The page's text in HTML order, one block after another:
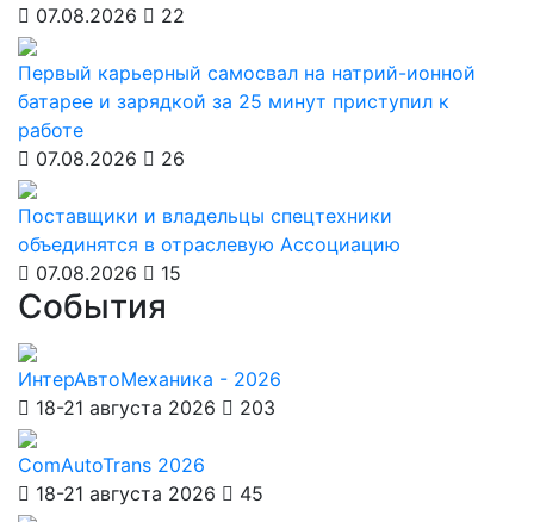
07.08.2026
22
Первый карьерный самосвал на натрий-ионной
батарее и зарядкой за 25 минут приступил к
работе
07.08.2026
26
Поставщики и владельцы спецтехники
объединятся в отраслевую Ассоциацию
07.08.2026
15
События
ИнтерАвтоМеханика - 2026
18-21 августа 2026
203
ComAutoTrans 2026
18-21 августа 2026
45